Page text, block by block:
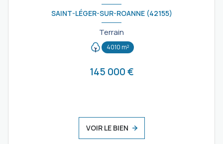
SAINT-LÉGER-SUR-ROANNE (42155)
Terrain
4010 m²
145 000 €
VOIR LE BIEN